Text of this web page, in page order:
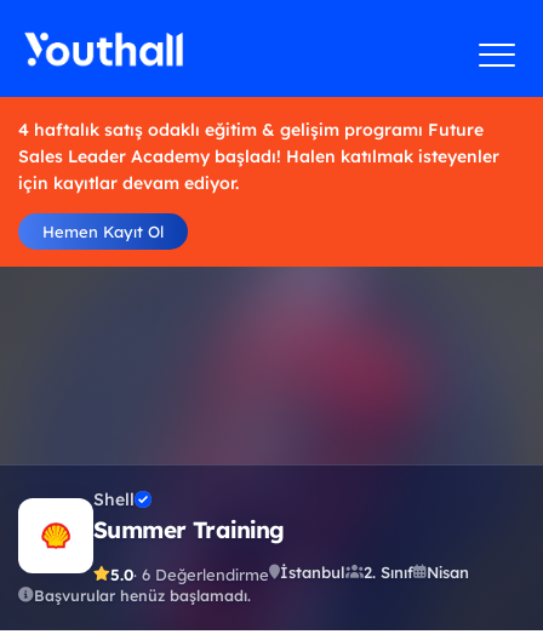
4 haftalık satış odaklı eğitim & gelişim programı Future
Sales Leader Academy başladı! Halen katılmak isteyenler
için kayıtlar devam ediyor.
Hemen Kayıt Ol
Shell
Summer Training
5.0· 6 Değerlendirme İstanbul 2. Sınıf
Nisan
Başvurular henüz başlamadı.